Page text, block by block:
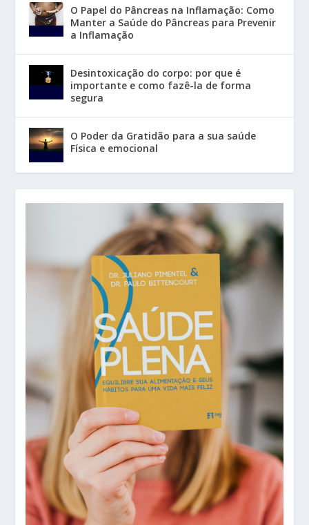
O Papel do Pâncreas na Inflamação: Como
Manter a Saúde do Pâncreas para Prevenir
a Inflamação
Desintoxicação do corpo: por que é
importante e como fazê-la de forma
segura
O Poder da Gratidão para a sua saúde
Física e emocional